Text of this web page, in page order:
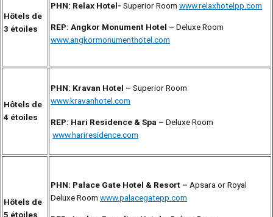
Hôtels de
3 étoiles
PHN: Relax Hotel- Superior Room www.relaxhotelpp.com
REP: Angkor Monument Hotel – Deluxe Room
www.angkormonumenthotel.com
Hôtels de
4 étoiles
PHN: Kravan Hotel – Superior Room
www.kravanhotel.com
REP: Hari Residence & Spa – Deluxe Room
www.hariresidence.com
Hôtels de
5 étoiles
PHN: Palace Gate Hotel & Resort – Apsara or Royal
Deluxe Room www.palacegatepp.com